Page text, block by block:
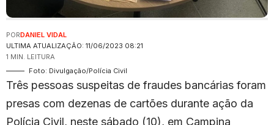
ULTIMA ATUALIZAÇÃO: 11/06/2023 08:21
PORDANIEL VIDAL
1 MIN. LEITURA
Foto: Divulgação/Polícia Civil
Três pessoas suspeitas de fraudes bancárias foram
presas com dezenas de cartões durante ação da
Polícia Civil, neste sábado (10), em Campina